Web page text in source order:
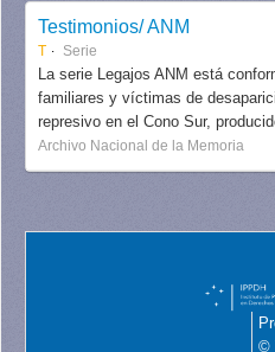
Testimonios/ ANM
T Serie
La serie Legajos ANM está
familiares y víctimas de
represivo en el Cono Sur,
Archivo Nacional de la Memoria
©